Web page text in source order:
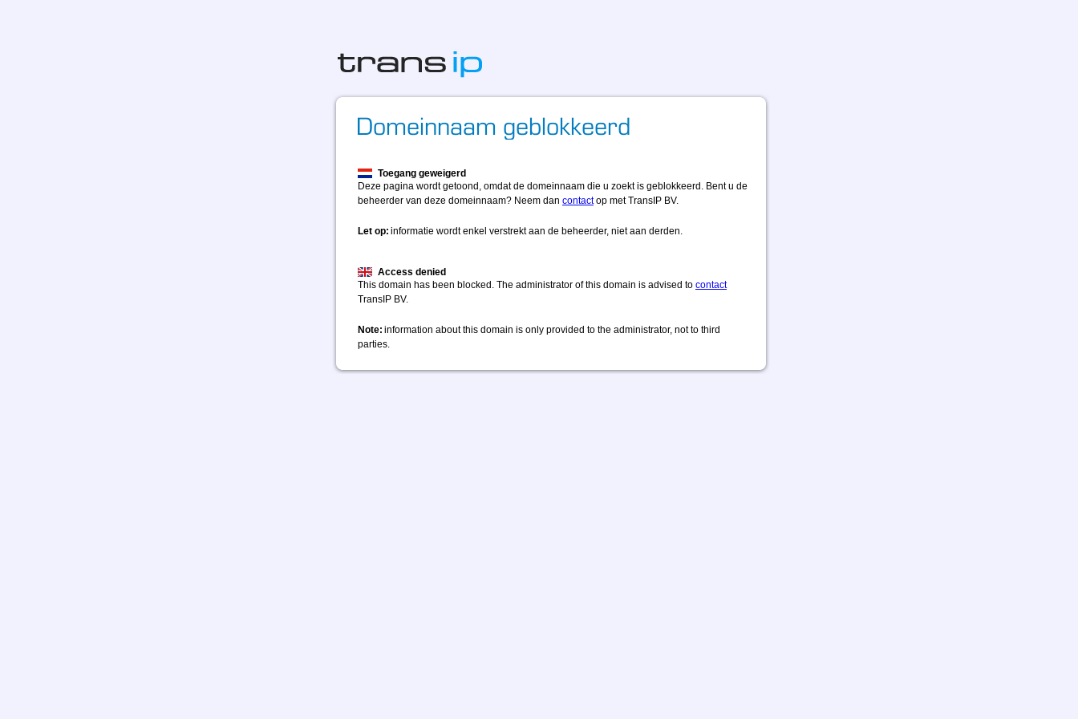
Toegang geweigerd
Deze pagina wordt getoond, omdat de domeinnaam die u zoekt is geblokkeerd. Bent u de
beheerder van deze domeinnaam? Neem dan contactop met TransIP BV.
Let op: informatie wordt enkel verstrekt aan de beheerder, niet aan derden.
Access denied
This domain has been blocked. The administrator of this domain is advised to contact
TransIP BV.
Note: information about this domain is only provided to the administrator, not to third
parties.